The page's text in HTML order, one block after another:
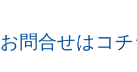
問合せはコ